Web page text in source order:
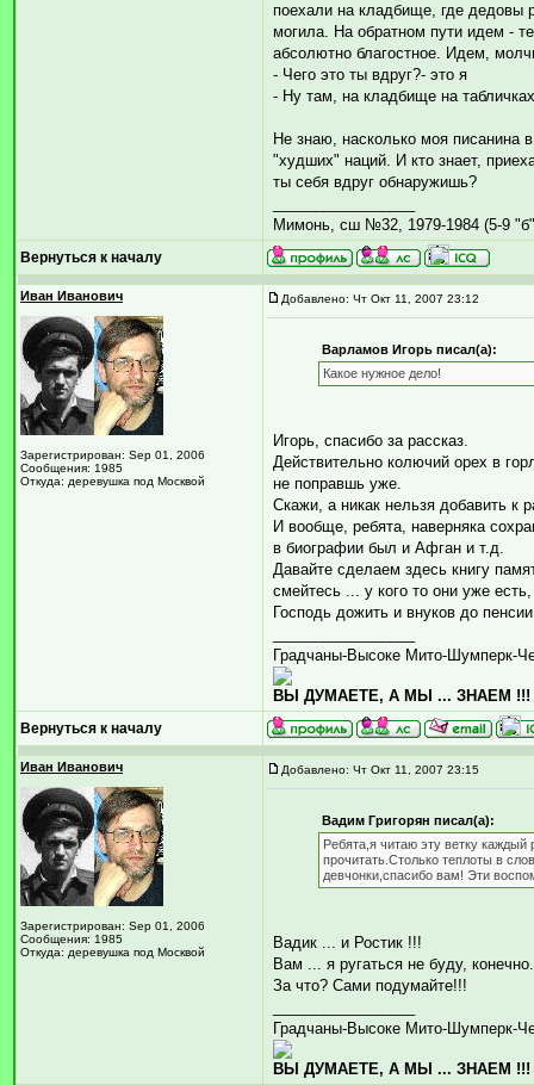
поехали на кладбище, где дедовы
могила. На обратном пути идем -
абсолютно благостное. Идем,
- Чего это ты вдруг?- это я
- Ну там, на кладбище на
Не знаю, насколько моя писанина
"худших" наций. И кто знает,
ты себя вдруг обнаружишь?
Мимонь, сш №32, 1979-1984 (5-9
Вернуться к началу
Иван Иванович
Зарегистрирован: Sep 01, 2006
Сообщения: 1985
Откуда: деревушка под Москвой
Добавлено: Чт Окт 11, 2007 23:12
Варламов Игорь писал(а):
Какое нужное дело!
Игорь, спасибо за рассказ.
Действительно колючий орех в
не поправшь уже.
Скажи, а никак нельзя добавить к
И вообще, ребята, наверняка
в биографии был и Афган и т.д.
Давайте сделаем здесь книгу
смейтесь ... у кого то они уже
Господь дожить и внуков до
Градчаны-Высоке Мито-Шумперк-
ВЫ ДУМАЕТЕ, А МЫ ... ЗНАЕМ !!!
Вернуться к началу
Иван Иванович
Зарегистрирован: Sep 01, 2006
Сообщения: 1985
Откуда: деревушка под Москвой
Добавлено: Чт Окт 11, 2007 23:15
Вадим Григорян писал(а):
Ребята,я читаю эту ветку
прочитать.Столько теплоты в
девчонки,спасибо вам! Эти
Вадик ... и Ростик !!!
Вам ... я ругаться не буду,
За что? Сами подумайте!!!
Градчаны-Высоке Мито-Шумперк-
ВЫ ДУМАЕТЕ, А МЫ ... ЗНАЕМ !!!